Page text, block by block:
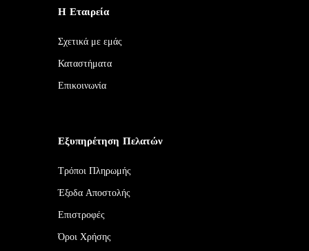
Η Εταιρεία
Σχετικά με εμάς
Καταστήματα
Επικοινωνία
Εξυπηρέτηση Πελατών
Τρόποι Πληρωμής
Έξοδα Αποστολής
Επιστροφές
Όροι Χρήσης